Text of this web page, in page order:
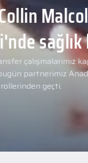
çalışmalarımız
partnerimiz
geçti.